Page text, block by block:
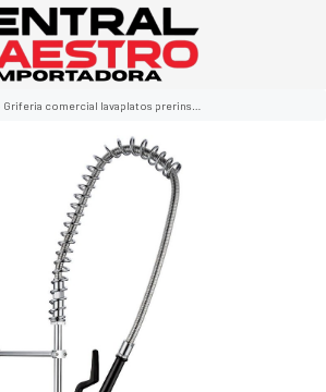
Griferia comercial lavaplatos prerinse standard pre wash